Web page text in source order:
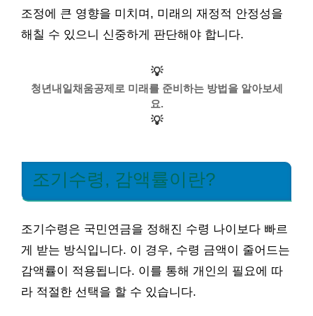
조정에 큰 영향을 미치며, 미래의 재정적 안정성을
해칠 수 있으니 신중하게 판단해야 합니다.
💡
청년내일채움공제로 미래를 준비하는 방법을 알아보세
요.
💡
조기수령, 감액률이란?
조기수령은 국민연금을 정해진 수령 나이보다 빠르
게 받는 방식입니다. 이 경우, 수령 금액이 줄어드는
감액률이 적용됩니다. 이를 통해 개인의 필요에 따
라 적절한 선택을 할 수 있습니다.